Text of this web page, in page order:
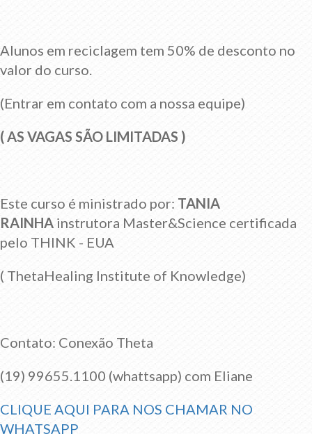
Alunos em reciclagem tem 50% de desconto no
valor do curso.
(Entrar em contato com a nossa equipe)
( AS VAGAS SÃO LIMITADAS )
Este curso é ministrado por: TANIA
RAINHA instrutora Master&Science certificada
pelo THINK - EUA
( ThetaHealing Institute of Knowledge)
Contato: Conexão Theta
(19) 99655.1100 (whattsapp) com Eliane
CLIQUE AQUI PARA NOS CHAMAR NO
WHATSAPP